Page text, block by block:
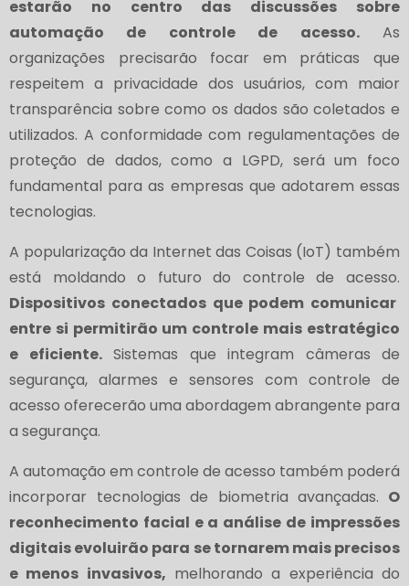
estarão no centro das discussões sobre
automação de controle de acesso.As
organizações precisarão focar em práticas que
respeitem a privacidade dos usuários, com maior
transparência sobre como os dados são coletados e
utilizados. A conformidade com regulamentações de
proteção de dados, como a LGPD, será um foco
fundamental para as empresas que adotarem essas
tecnologias.
A popularização da Internet das Coisas (IoT) também
está moldando o futuro do controle de acesso.
Dispositivos conectados que podem comunicar
entre si permitirão um controle mais estratégico
e eficiente.Sistemas que integram câmeras de
segurança, alarmes e sensores com controle de
acesso oferecerão uma abordagem abrangente para
a segurança.
A automação em controle de acesso também poderá
incorporar tecnologias de biometria avançadas. O
reconhecimento facial e a análise de impressões
digitais evoluirão para se tornarem mais precisos
e menos invasivos, melhorando a experiência do